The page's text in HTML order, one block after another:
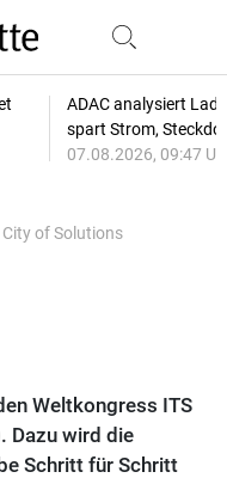
ADAC analysiert
spart Strom,
07.08.2026, 09:47
City of Solutions
Weltkongress ITS
Dazu wird die
Schritt für Schritt